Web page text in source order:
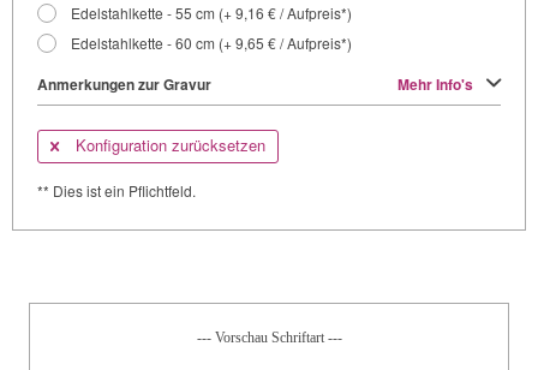
Edelstahlkette - 55 cm (+ 9,16 € / Aufpreis*)
Edelstahlkette - 60 cm (+ 9,65 € / Aufpreis*)
Anmerkungen zur Gravur Mehr Info's
Konfiguration zurücksetzen
** Dies ist ein Pflichtfeld.
--- Vorschau Schriftart ---